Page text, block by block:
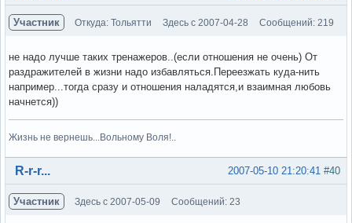
Участник Откуда: Тольятти Здесь с 2007-04-28 Сообщений: 219
не надо лучше таких тренажеров..(если отношения не очень) От
раздражителей в жизни надо избавляться.Переезжать куда-нить
например...тогда сразу и отношения наладятся,и взаимная любовь
начнется))
Жизнь не вернешь...Вольному Воля!..
Вне форума #40
2007-05-10 21:20:41
R-r-r...
Участник Здесь с 2007-05-09 Сообщений: 23